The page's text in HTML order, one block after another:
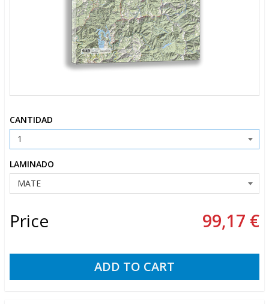
CANTIDAD
LAMINADO
Price 99,17 €